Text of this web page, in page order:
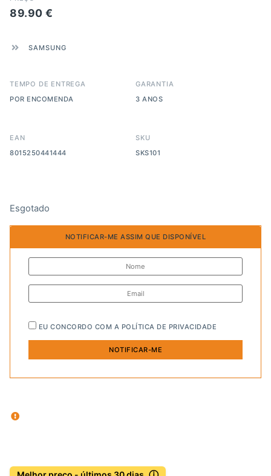
89.90 €
SAMSUNG
TEMPO DE ENTREGA
POR ENCOMENDA
GARANTIA
3 ANOS
EAN
8015250441444
SKU
SKS101
Esgotado
NOTIFICAR-ME ASSIM QUE DISPONÍVEL
EU CONCORDO COM A POLÍTICA DE PRIVACIDADE